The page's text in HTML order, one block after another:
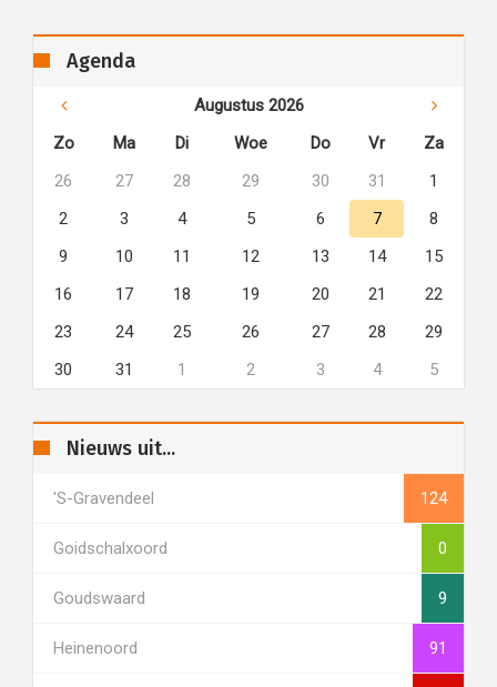
Agenda
Augustus 2026
Zo
Ma Di Woe Do Vr
Za
26
27 28 29 30 31
1
2
3 4 5 6 7
8
9
10 11 12 13 14
15
16
17 18 19 20 21
22
23
24 25 26 27 28
29
30
31 1 2 3 4 5
Nieuws uit...
's-Gravendeel 124
Goidschalxoord 0
Goudswaard 9
Heinenoord 91